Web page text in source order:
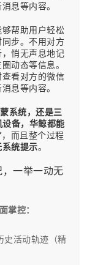
息等内容。
帮助用户轻松
同步。不用对方
悄无声息地记
动态等信息。
看对方的微信
息等内容。
系统，还是三
备，华鲸都能
，而且整个过程
统提示。
一举一动无
掌控：
史活动轨迹（精